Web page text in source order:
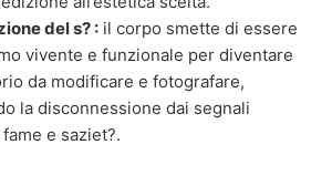
del s? : il corpo smette di essere
vivente e funzionale per diventare
da modificare e fotografare,
la disconnessione dai segnali
e saziet?.